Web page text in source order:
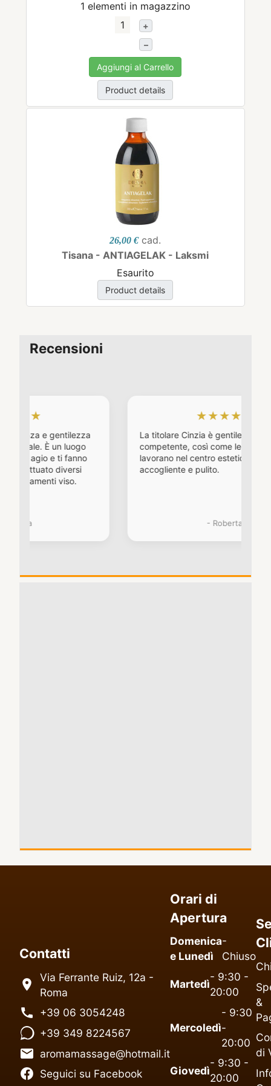
1 elementi in magazzino
+
–
Aggiungi al Carrello
Product details
26,00 € cad.
Tisana - ANTIAGELAK - Laksmi
Esaurito
Product details
Recensioni
luogo
ti fanno
diversi
★★★★★
La titolare Cinzia è gentile cordiale e
competente, così come le ragazze che
lavorano nel centro estetico. Un posto
accogliente e pulito.
Contatti
Via Ferrante Ruiz, 12a -
Roma
+39 06 3054248
+39 349 8224567
aromamassage@hotmail.it
Seguici su Facebook
Orari di
Apertura
Domenica
e Lunedì
-
Chiuso
Martedì
- 9:30 -
20:00
Mercoledì
- 9:30
-
20:00
Giovedì
- 9:30 -
20:00
&
di